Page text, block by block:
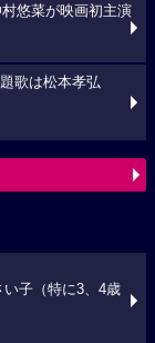
村悠菜が映画初主演
歌は松本孝弘
子（特に3、4歳